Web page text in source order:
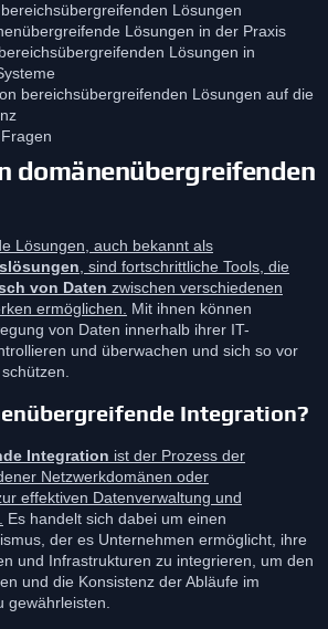
Lösungen
Lösungen in der Praxis
Lösungen in
bereichsübergreifenden Lösungen auf die
domänenübergreifenden
Lösungen, auch bekannt als
, sind fortschrittliche Tools, die
von Daten zwischen verschiedenen
ermöglichen. Mit ihnen können
von Daten innerhalb ihrer IT-
und überwachen und sich so vor
schützen.
Integration?
Integration ist der Prozess der
Netzwerkdomänen oder
effektiven Datenverwaltung und
Es handelt sich dabei um einen
der es Unternehmen ermöglicht, ihre
und Infrastrukturen zu integrieren, um den
und die Konsistenz der Abläufe im
gewährleisten.